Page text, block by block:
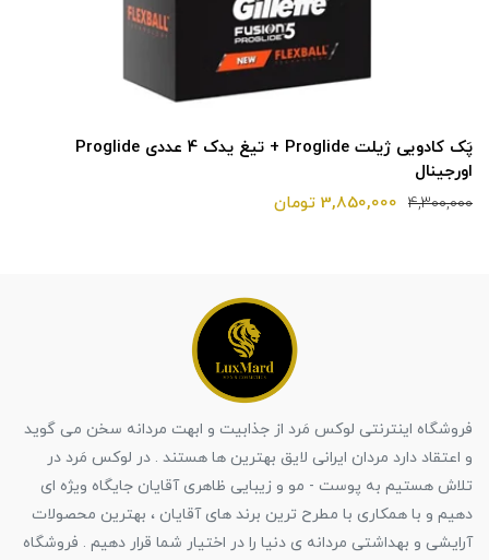
پَک کادویی ژیلت Proglide + تیغ یدک 4 عددی Proglide
اورجینال
4,300,000 3,850,000 تومان
فروشگاه اینترنتی لوکس مَرد از جذابیت و ابهت مردانه سخن می گوید
و اعتقاد دارد مردان ایرانی لایق بهترین ها هستند . در لوکس مَرد در
تلاش هستیم به پوست - مو و زیبایی ظاهری آقایان جایگاه ویژه ای
دهیم و با همکاری با مطرح ترین برند های آقایان ، بهترین محصولات
آرایشی و بهداشتی مردانه ی دنیا را در اختیار شما قرار دهیم . فروشگاه